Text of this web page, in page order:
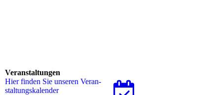
Veranstaltungen
Hier finden Sie unseren Ver­an­
stal­tungs­ka­len­der